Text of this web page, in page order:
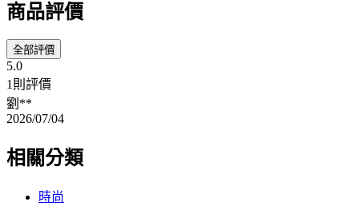
商品評價
全部評價
5.0
1則評價
劉**
2026/07/04
相關分類
時尚